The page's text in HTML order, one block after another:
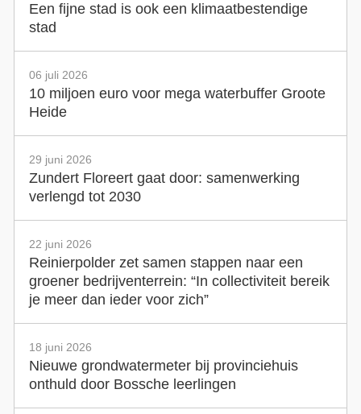
Een fijne stad is ook een klimaatbestendige
stad
06 juli 2026
10 miljoen euro voor mega waterbuffer Groote
Heide
29 juni 2026
Zundert Floreert gaat door: samenwerking
verlengd tot 2030
22 juni 2026
Reinierpolder zet samen stappen naar een
groener bedrijventerrein: “In collectiviteit bereik
je meer dan ieder voor zich”
18 juni 2026
Nieuwe grondwatermeter bij provinciehuis
onthuld door Bossche leerlingen